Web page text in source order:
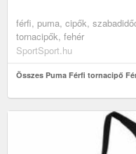
férfi, puma, cipők,
tornacipők, fehér
SportSport.hu
Összes Puma Férfi tornacipő